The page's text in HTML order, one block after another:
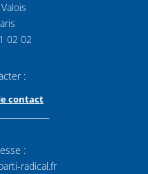
02 02
:
contact
:
radical.fr